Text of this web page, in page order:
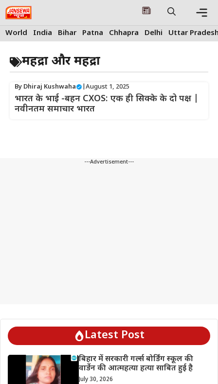
Skip
to
content
World India Bihar Patna Chhapra Delhi Uttar
महिंद्रा और महिंद्रा
By Dhiraj Kushwaha August 1, 2025
भारत के भाई -बहन CXOS: एक ही सिक्के के दो पक्ष |
नवीनतम समाचार भारत
---Advertisement---
Latest Post
बिहार में सरकारी गर्ल्स बोर्डिंग स्कूल की
वार्डेन की आत्महत्या हत्या साबित हुई है
July 30, 2026